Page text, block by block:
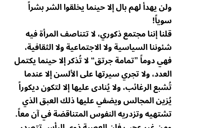
ولن يهدأ لهم بال إلا حينما يخلقوا الشر بشراً
سوياً!
قلنا إننا مجتمع ذكوري، لا تتناصف المرأة فيه
شئوننا السياسية ولا الاجتماعية ولا الثقافية،
فهي دوماً ”تمامة جرتق“ لا تُذكر إلا حينما يكتمل
العدد، ولا تجري سيرتها على الألسن إلا عندما
تُشبع الرغائب، ولا يُنادى عليها إلا لتكون ديكوراً
يُزين المجالس ويضفي عليها ذلك العبق الذي
تشتهيه وتزدريه النفوس المتناقضة في آن معاً.